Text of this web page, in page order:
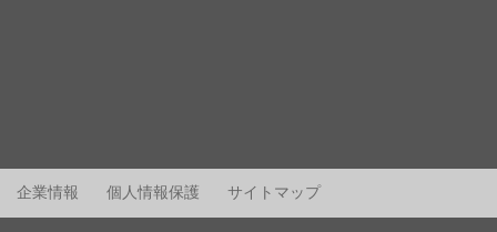
企業情報 個人情報保護 サイトマップ